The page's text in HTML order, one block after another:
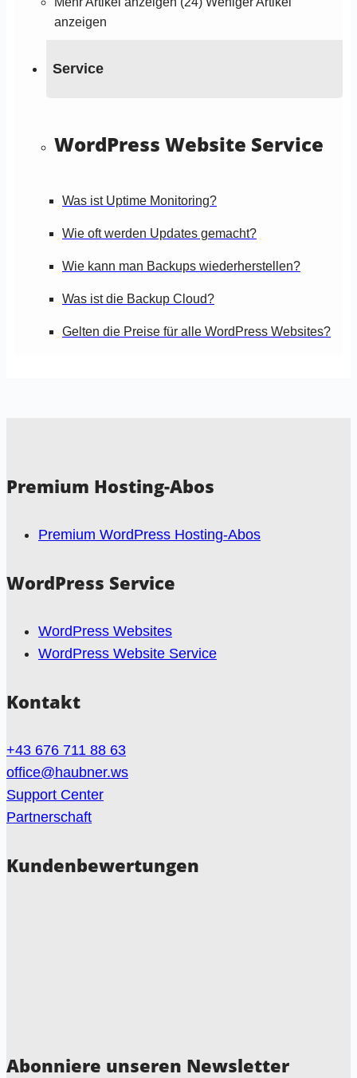
anzeigen
Service
WordPress Website Service
Was ist Uptime Monitoring?
Wie oft werden Updates gemacht?
Wie kann man Backups wiederherstellen?
Was ist die Backup Cloud?
Gelten die Preise für alle WordPress Websites?
Premium Hosting-Abos
Premium WordPress Hosting-Abos
WordPress Service
WordPress Websites
WordPress Website Service
Kontakt
+43 676 711 88 63
office@haubner.ws
Support Center
Partnerschaft
Kundenbewertungen
Abonniere unseren Newsletter